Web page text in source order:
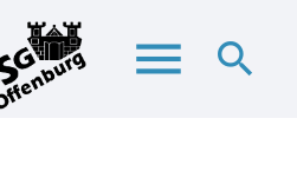
menu search